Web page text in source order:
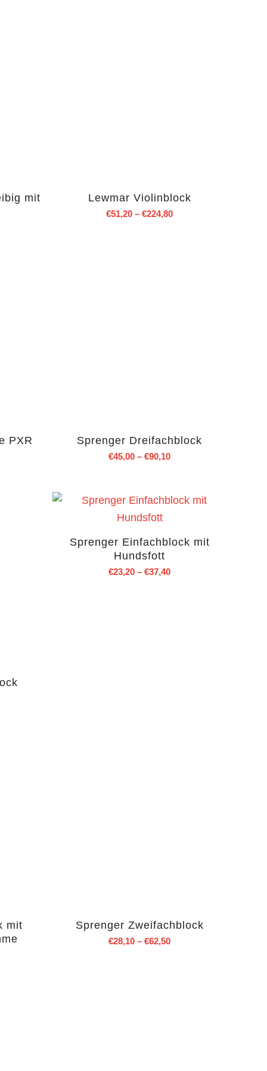
mit Lewmar Violinblock
€51,20 –€224,80
PXR Sprenger Dreifachblock
€45,00 –€90,10
Sprenger Einfachblock mit
Hundsfott
€23,20 –€37,40
mit
Sprenger Zweifachblock
€28,10 –€62,50